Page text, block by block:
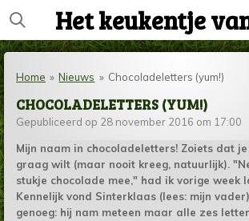
Ga
direct
naar
hoofdinhoud
Het keukentje
Home » Nieuws » Chocoladeletters (yum!)
CHOCOLADELETTERS (YUM!)
Gepubliceerd op 28 november 2016 om 17:00
Mijn naam in chocoladeletters! Zoiets dat
graag wilt (maar nooit kreeg, natuurlijk).
stukje chocolade mee," had ik vorige week
Kennelijk vond Sinterklaas (lees: mijn
genoeg: hij nam meteen maar alle zes